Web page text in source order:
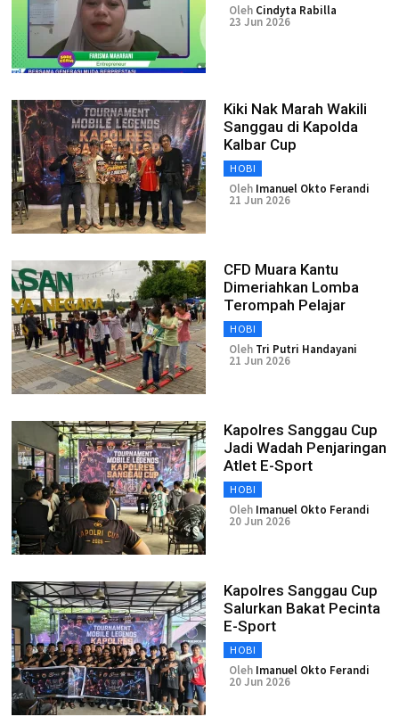
Oleh Cindyta Rabilla
23 Jun 2026
Kiki Nak Marah Wakili
Sanggau di Kapolda
Kalbar Cup
HOBI
Oleh Imanuel Okto Ferandi
21 Jun 2026
CFD Muara Kantu
Dimeriahkan Lomba
Terompah Pelajar
HOBI
Oleh Tri Putri Handayani
21 Jun 2026
Kapolres Sanggau Cup
Jadi Wadah Penjaringan
Atlet E-Sport
HOBI
Oleh Imanuel Okto Ferandi
20 Jun 2026
Kapolres Sanggau Cup
Salurkan Bakat Pecinta
E-Sport
HOBI
Oleh Imanuel Okto Ferandi
20 Jun 2026